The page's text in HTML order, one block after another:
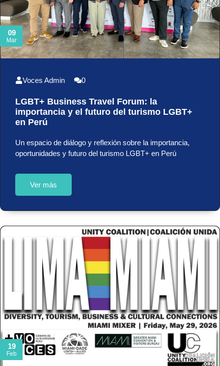
09
Mar
Voces Admin 0
LGBT+ Business Travel Forum: la
importancia y el futuro del turismo LGBT+
en Perú
Un espacio de diálogo y reflexión sobre la importancia,
oportunidades y futuro del turismo LGBT+ en Perú
Ver más
19
Feb